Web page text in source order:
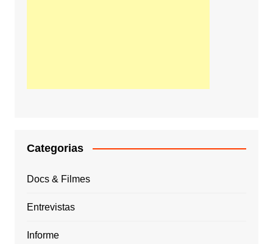
Categorias
Docs & Filmes
Entrevistas
Informe